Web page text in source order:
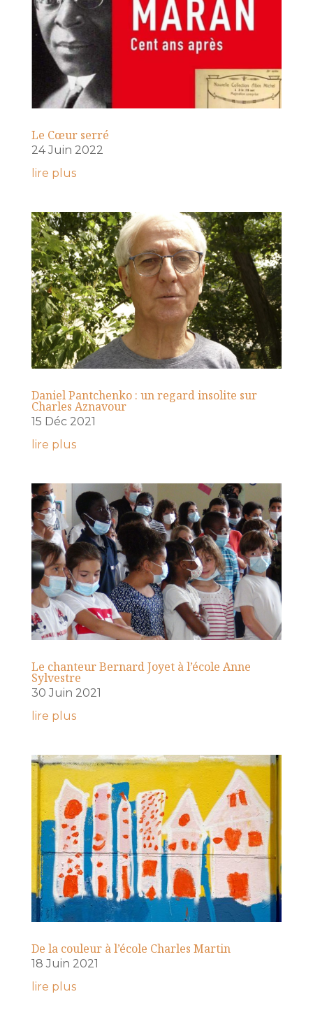
Le Cœur serré
24 Juin 2022
lire plus
Daniel Pantchenko : un regard insolite sur
Charles Aznavour
15 Déc 2021
lire plus
Le chanteur Bernard Joyet à l’école Anne
Sylvestre
30 Juin 2021
lire plus
De la couleur à l’école Charles Martin
18 Juin 2021
lire plus